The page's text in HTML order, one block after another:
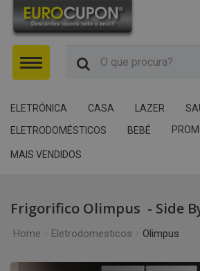
Menu
ELETRÓNICA CASA LAZER
ELETRODOMÉSTICOS
BEBÉ
MAIS VENDIDOS
Frigorifico Olimpus - Side
Home Eletrodomesticos Olimpus